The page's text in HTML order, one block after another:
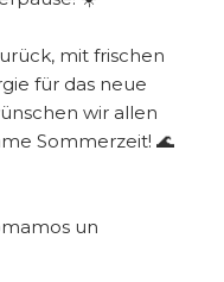
mit frischen
für das neue
wir allen
Sommerzeit! 🌊
un